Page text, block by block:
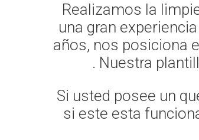
Realizamos la
una gran
años, nos posiciona
. Nuestra
Si usted posee un
si este esta